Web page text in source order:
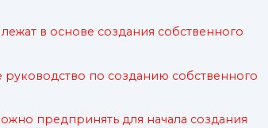
в основе создания собственного
руководство по созданию собственного
предпринять для начала создания